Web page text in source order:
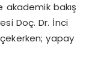
akademik bakış
Doç. Dr. İnci
yapay